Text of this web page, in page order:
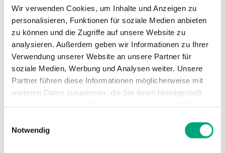
Wir verwenden Cookies, um Inhalte und Anzeigen zu
personalisieren, Funktionen für soziale Medien anbieten
zu können und die Zugriffe auf unsere Website zu
analysieren. Außerdem geben wir Informationen zu Ihrer
Verwendung unserer Website an unsere Partner für
soziale Medien, Werbung und Analysen weiter. Unsere
Partner führen diese Informationen möglicherweise mit
weiteren Daten zusammen, die Sie ihnen bereitgestellt
Notwendig
Versorgungsspannung 230 V ± 10 %, 50 Hz
Leistungsaufnahme 5 VA (ohne Last)
Schutzart IP20
Umgebungstemperatur 5,,,40°C